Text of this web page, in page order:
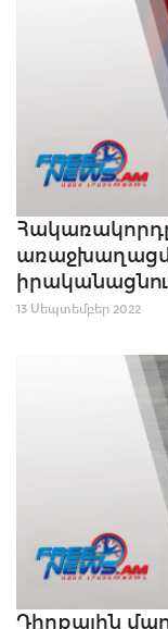
13 Սեպտեմբեր 2022
Դիրքային